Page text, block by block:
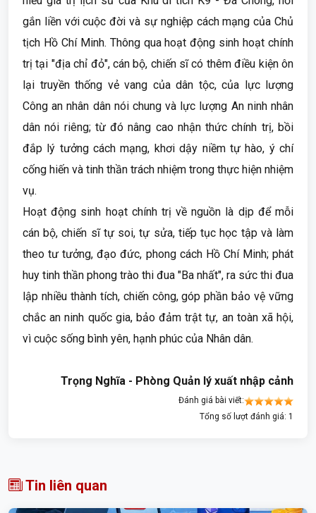
gắn liền với cuộc đời và sự nghiệp cách mạng của Chủ
tịch Hồ Chí Minh. Thông qua hoạt động sinh hoạt chính
trị tại "địa chỉ đỏ", cán bộ, chiến sĩ có thêm điều kiện ôn
lại truyền thống vẻ vang của dân tộc, của lực lượng
Công an nhân dân nói chung và lực lượng An ninh nhân
dân nói riêng; từ đó nâng cao nhận thức chính trị, bồi
đắp lý tưởng cách mạng, khơi dậy niềm tự hào, ý chí
cống hiến và tinh thần trách nhiệm trong thực hiện nhiệm
vụ.
Hoạt động sinh hoạt chính trị về nguồn là dịp để mỗi
cán bộ, chiến sĩ tự soi, tự sửa, tiếp tục học tập và làm
theo tư tưởng, đạo đức, phong cách Hồ Chí Minh; phát
huy tinh thần phong trào thi đua "Ba nhất", ra sức thi đua
lập nhiều thành tích, chiến công, góp phần bảo vệ vững
chắc an ninh quốc gia, bảo đảm trật tự, an toàn xã hội,
vì cuộc sống bình yên, hạnh phúc của Nhân dân.
Trọng Nghĩa - Phòng Quản lý xuất nhập cảnh
Đánh giá bài viết:
Tổng số lượt đánh giá: 1
Tin liên quan